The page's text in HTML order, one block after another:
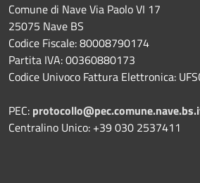
Comune di Nave Via Paolo VI 17
25075 Nave BS
Codice Fiscale: 80008790174
Partita IVA: 00360880173
Codice Univoco Fattura Elettronica:
PEC:
Centralino Unico: +39 030 2537411